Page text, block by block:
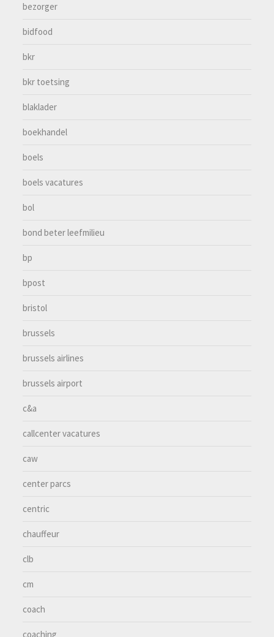
bezorger
bidfood
bkr
bkr toetsing
blaklader
boekhandel
boels
boels vacatures
bol
bond beter leefmilieu
bp
bpost
bristol
brussels
brussels airlines
brussels airport
c&a
callcenter vacatures
caw
center parcs
centric
chauffeur
clb
cm
coach
coaching